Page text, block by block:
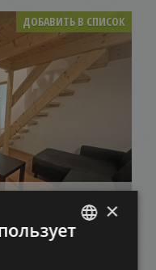
ДОБАВИТЬ В СПИСОК
×